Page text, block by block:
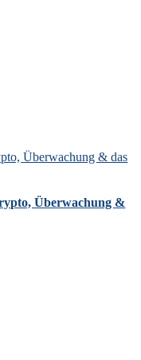
Überwachung & das
Überwachung &